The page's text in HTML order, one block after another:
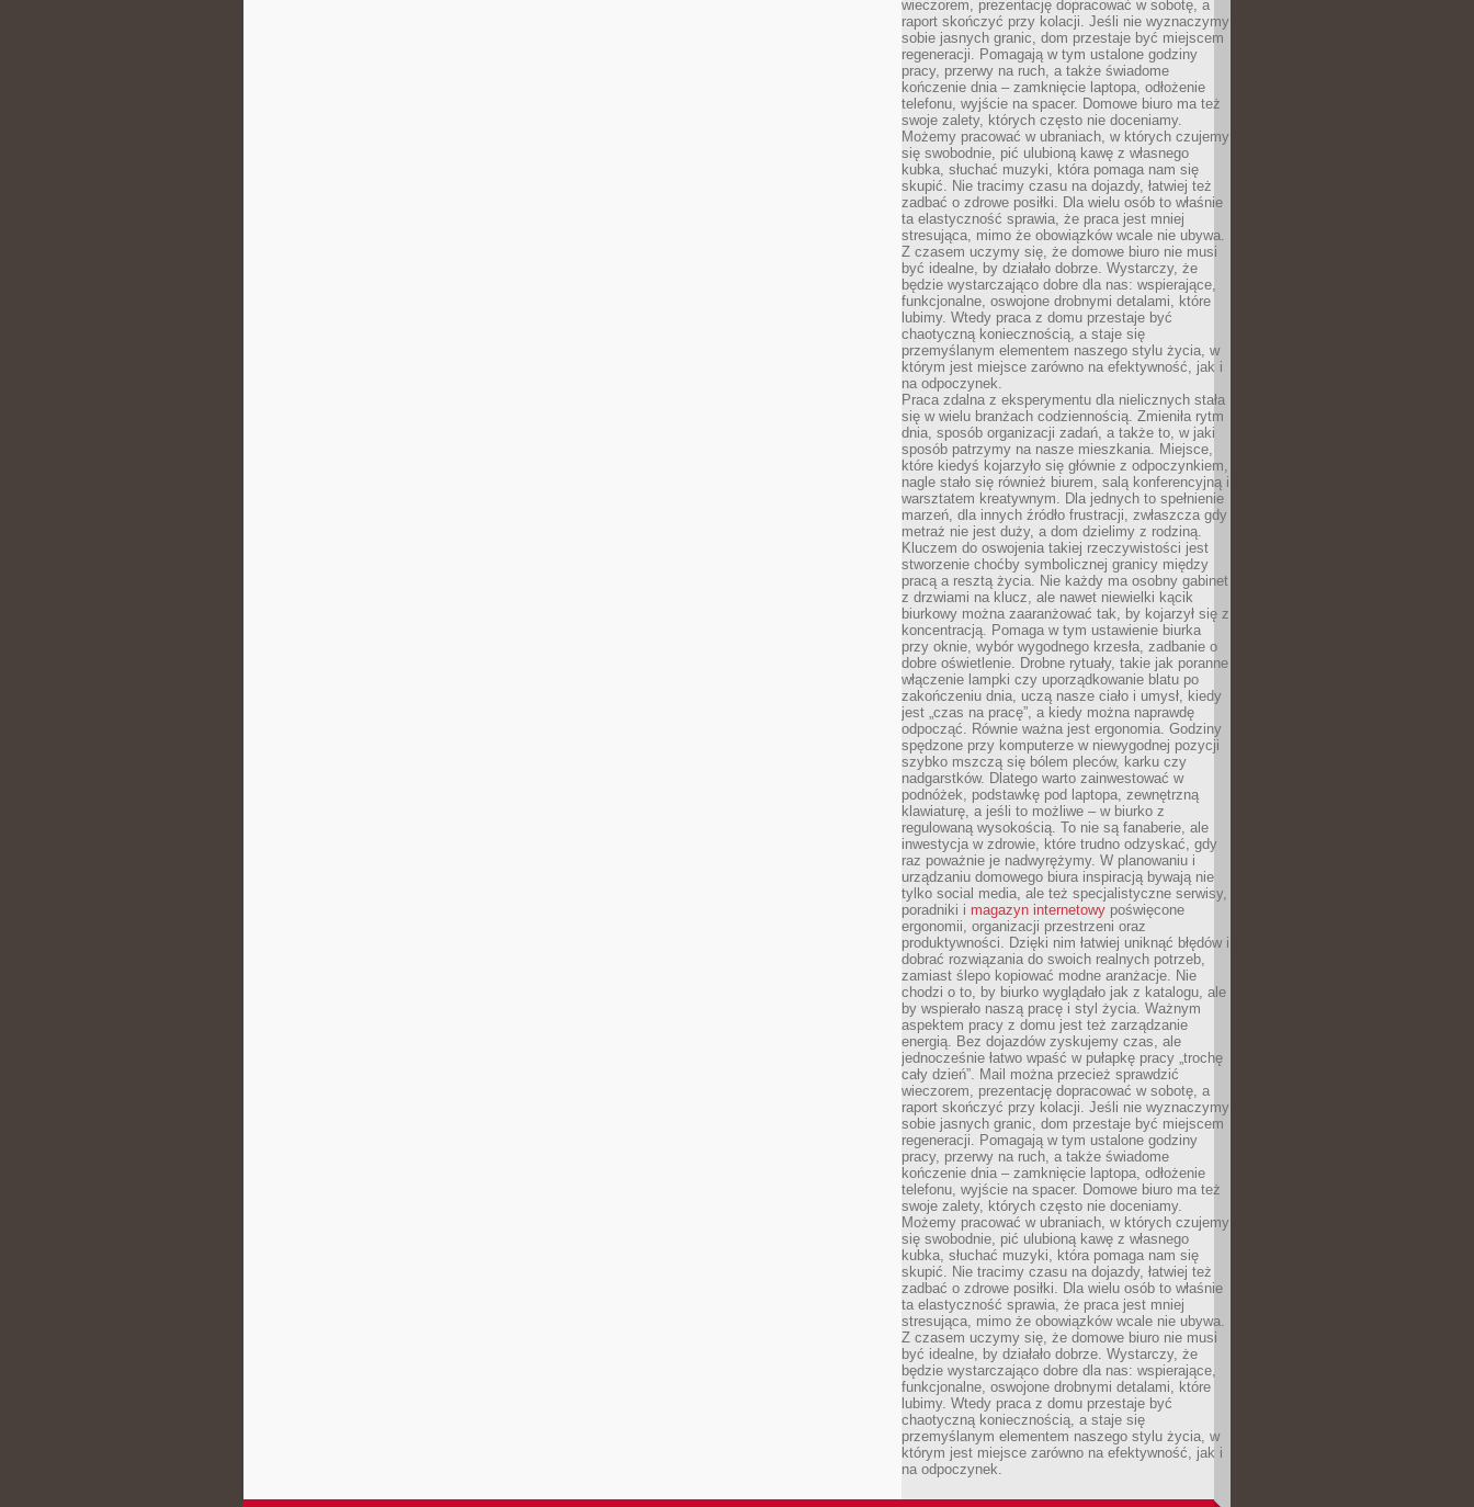
wieczorem, prezentację dopracować w sobotę, a
raport skończyć przy kolacji. Jeśli nie wyznaczymy
sobie jasnych granic, dom przestaje być miejscem
regeneracji. Pomagają w tym ustalone godziny
pracy, przerwy na ruch, a także świadome
kończenie dnia – zamknięcie laptopa, odłożenie
telefonu, wyjście na spacer. Domowe biuro ma też
swoje zalety, których często nie doceniamy.
Możemy pracować w ubraniach, w których czujemy
się swobodnie, pić ulubioną kawę z własnego
kubka, słuchać muzyki, która pomaga nam się
skupić. Nie tracimy czasu na dojazdy, łatwiej też
zadbać o zdrowe posiłki. Dla wielu osób to właśnie
ta elastyczność sprawia, że praca jest mniej
stresująca, mimo że obowiązków wcale nie ubywa.
Z czasem uczymy się, że domowe biuro nie musi
być idealne, by działało dobrze. Wystarczy, że
będzie wystarczająco dobre dla nas: wspierające,
funkcjonalne, oswojone drobnymi detalami, które
lubimy. Wtedy praca z domu przestaje być
chaotyczną koniecznością, a staje się
przemyślanym elementem naszego stylu życia, w
którym jest miejsce zarówno na efektywność, jak i
na odpoczynek.
Praca zdalna z eksperymentu dla nielicznych stała
się w wielu branżach codziennością. Zmieniła rytm
dnia, sposób organizacji zadań, a także to, w jaki
sposób patrzymy na nasze mieszkania. Miejsce,
które kiedyś kojarzyło się głównie z odpoczynkiem,
nagle stało się również biurem, salą konferencyjną i
warsztatem kreatywnym. Dla jednych to spełnienie
marzeń, dla innych źródło frustracji, zwłaszcza gdy
metraż nie jest duży, a dom dzielimy z rodziną.
Kluczem do oswojenia takiej rzeczywistości jest
stworzenie choćby symbolicznej granicy między
pracą a resztą życia. Nie każdy ma osobny gabinet
z drzwiami na klucz, ale nawet niewielki kącik
biurkowy można zaaranżować tak, by kojarzył się z
koncentracją. Pomaga w tym ustawienie biurka
przy oknie, wybór wygodnego krzesła, zadbanie o
dobre oświetlenie. Drobne rytuały, takie jak poranne
włączenie lampki czy uporządkowanie blatu po
zakończeniu dnia, uczą nasze ciało i umysł, kiedy
jest „czas na pracę”, a kiedy można naprawdę
odpocząć. Równie ważna jest ergonomia. Godziny
spędzone przy komputerze w niewygodnej pozycji
szybko mszczą się bólem pleców, karku czy
nadgarstków. Dlatego warto zainwestować w
podnóżek, podstawkę pod laptopa, zewnętrzną
klawiaturę, a jeśli to możliwe – w biurko z
regulowaną wysokością. To nie są fanaberie, ale
inwestycja w zdrowie, które trudno odzyskać, gdy
raz poważnie je nadwyrężymy. W planowaniu i
urządzaniu domowego biura inspiracją bywają nie
tylko social media, ale też specjalistyczne serwisy,
poradniki i magazyn internetowy poświęcone
ergonomii, organizacji przestrzeni oraz
produktywności. Dzięki nim łatwiej uniknąć błędów i
dobrać rozwiązania do swoich realnych potrzeb,
zamiast ślepo kopiować modne aranżacje. Nie
chodzi o to, by biurko wyglądało jak z katalogu, ale
by wspierało naszą pracę i styl życia. Ważnym
aspektem pracy z domu jest też zarządzanie
energią. Bez dojazdów zyskujemy czas, ale
jednocześnie łatwo wpaść w pułapkę pracy „trochę
cały dzień”. Mail można przecież sprawdzić
wieczorem, prezentację dopracować w sobotę, a
raport skończyć przy kolacji. Jeśli nie wyznaczymy
sobie jasnych granic, dom przestaje być miejscem
regeneracji. Pomagają w tym ustalone godziny
pracy, przerwy na ruch, a także świadome
kończenie dnia – zamknięcie laptopa, odłożenie
telefonu, wyjście na spacer. Domowe biuro ma też
swoje zalety, których często nie doceniamy.
Możemy pracować w ubraniach, w których czujemy
się swobodnie, pić ulubioną kawę z własnego
kubka, słuchać muzyki, która pomaga nam się
skupić. Nie tracimy czasu na dojazdy, łatwiej też
zadbać o zdrowe posiłki. Dla wielu osób to właśnie
ta elastyczność sprawia, że praca jest mniej
stresująca, mimo że obowiązków wcale nie ubywa.
Z czasem uczymy się, że domowe biuro nie musi
być idealne, by działało dobrze. Wystarczy, że
będzie wystarczająco dobre dla nas: wspierające,
funkcjonalne, oswojone drobnymi detalami, które
lubimy. Wtedy praca z domu przestaje być
chaotyczną koniecznością, a staje się
przemyślanym elementem naszego stylu życia, w
którym jest miejsce zarówno na efektywność, jak i
na odpoczynek.